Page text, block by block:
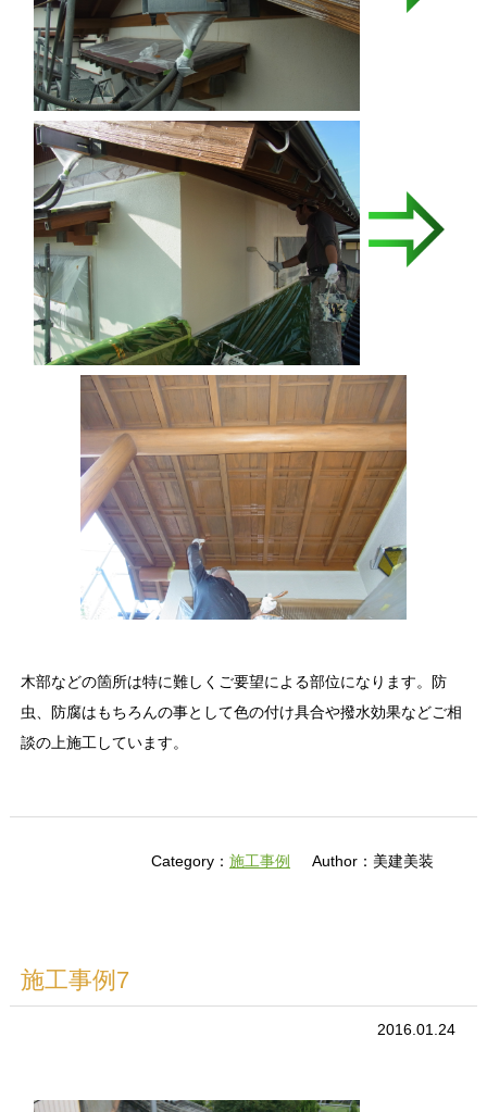
木部などの箇所は特に難しくご要望による部位になります。防
虫、防腐はもちろんの事として色の付け具合や撥水効果などご相
談の上施工しています。
Category：施工事例 Author：美建美装
施工事例7
2016.01.24